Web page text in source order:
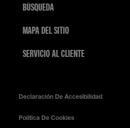
BÚSQUEDA
MAPA DEL SITIO
SERVICIO AL CLIENTE
Declaración De Accesibilidad
Política De Cookies